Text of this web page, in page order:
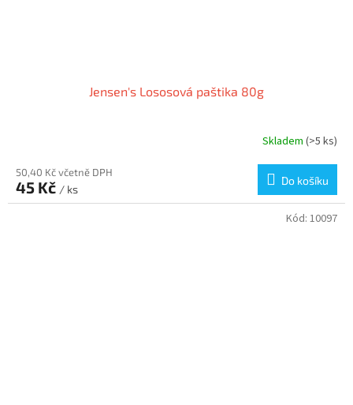
Jensen's Lososová paštika 80g
Skladem (>5 ks)
50,40 Kč včetně DPH
45 Kč / ks
Do košíku
Kód: 10097